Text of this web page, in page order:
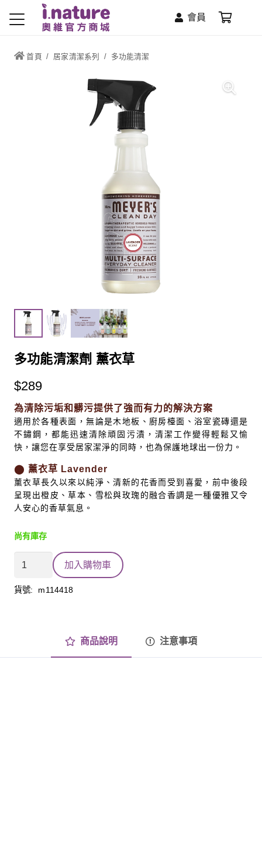
會員
首頁 / 居家清潔系列 / 多功能清潔
多功能清潔劑 薰衣草
$289
為清除污垢和髒污提供了強而有力的解決方案
適用於各種表面，無論是木地板、廚房檯面、浴室瓷磚還是
不鏽鋼，都能迅速清除頑固污漬，清潔工作變得輕鬆又愉
快，讓您在享受居家潔淨的同時，也為保護地球出一份力。
⬤ 薰衣草 Lavender
薰衣草長久以來以純淨、清新的花香而受到喜愛，前中後段
呈現出橙皮、草本、雪松與玫瑰的融合香調是一種優雅又令
人安心的香草氣息。
尚有庫存
能
衣
加入購物車
貨號: m114418
商品說明 注意事項